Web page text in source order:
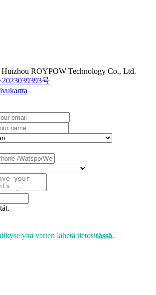
ROYPOW Technology Co., Ltd.
号
varten lähetä tietositässä.